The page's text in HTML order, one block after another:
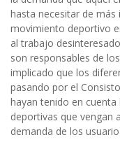
hasta necesitar de más
movimiento deportivo
al trabajo
son responsables de
implicado que los
pasando por el
hayan tenido en
deportivas que vengan
demanda de los